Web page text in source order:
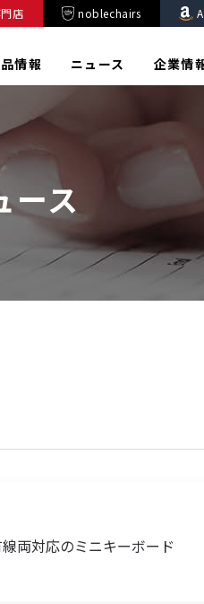
店 noblechairs
情報 ニュース 企業情
ース
両対応のミニキーボード